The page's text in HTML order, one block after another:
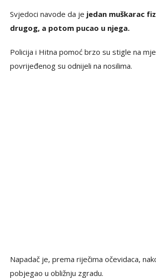
Svjedoci navode da je jedan muškarac
drugog, a potom pucao u njega.
Policija i Hitna pomoć brzo su stigle na
povrijeđenog su odnijeli na nosilima.
Napadač je, prema riječima očevidaca,
pobjegao u obližnju zgradu.